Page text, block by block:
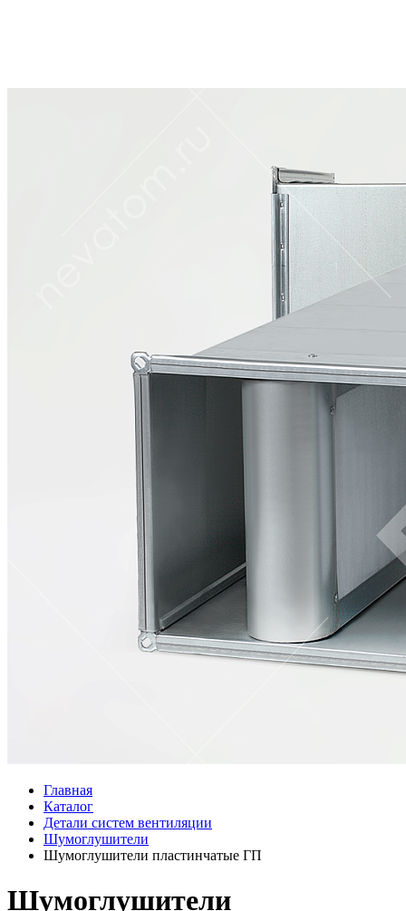
Главная
Каталог
Детали систем вентиляции
Шумоглушители
Шумоглушители пластинчатые ГП
Шумоглушители